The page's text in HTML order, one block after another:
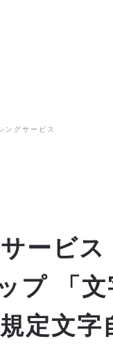
ングサービス
ービ
プ 「
定文